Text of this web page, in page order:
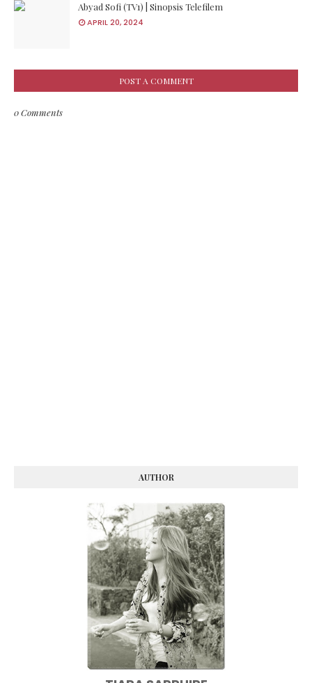
Abyad Sofi (TV1) | Sinopsis Telefilem
APRIL 20, 2024
POST A COMMENT
0 Comments
AUTHOR